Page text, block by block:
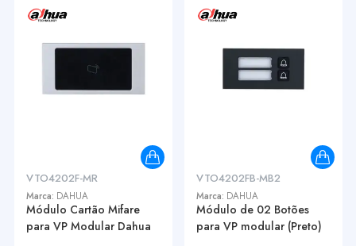
VTO4202F-MR
Marca: DAHUA
Módulo Cartão Mifare
para VP Modular Dahua
VTO4202FB-MB2
Marca: DAHUA
Módulo de 02 Botões
para VP modular (Preto)